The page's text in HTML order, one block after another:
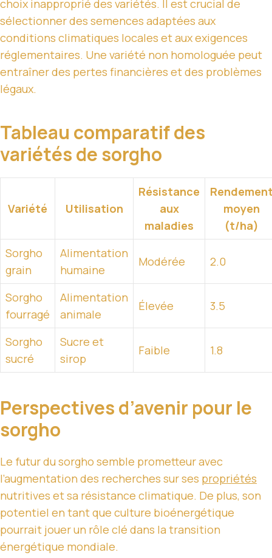
choix inapproprié des variétés. Il est crucial de
sélectionner des semences adaptées aux
conditions climatiques locales et aux exigences
réglementaires. Une variété non homologuée peut
entraîner des pertes financières et des problèmes
légaux.
Tableau comparatif des
variétés de sorgho
Variété Utilisation
Résistance
aux
maladies
moyen
(t/ha)
Sorgho
grain
Alimentation
humaine
Modérée 2.0
Sorgho
fourragé
Alimentation
animale
Élevée 3.5
Sorgho
sucré
Sucre et
sirop
Faible 1.8
Perspectives d’avenir pour le
sorgho
Le futur du sorgho semble prometteur avec
l’augmentation des recherches sur ses propriétés
nutritives et sa résistance climatique. De plus, son
potentiel en tant que culture bioénergétique
pourrait jouer un rôle clé dans la transition
énergétique mondiale.